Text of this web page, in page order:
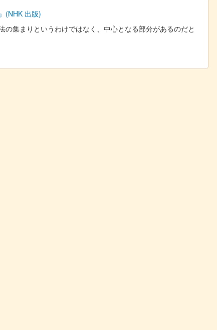
(NHK 出版)
の集まりというわけではなく、中心となる部分があるのだと